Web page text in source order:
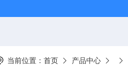
当前位置： 首页 产品中心